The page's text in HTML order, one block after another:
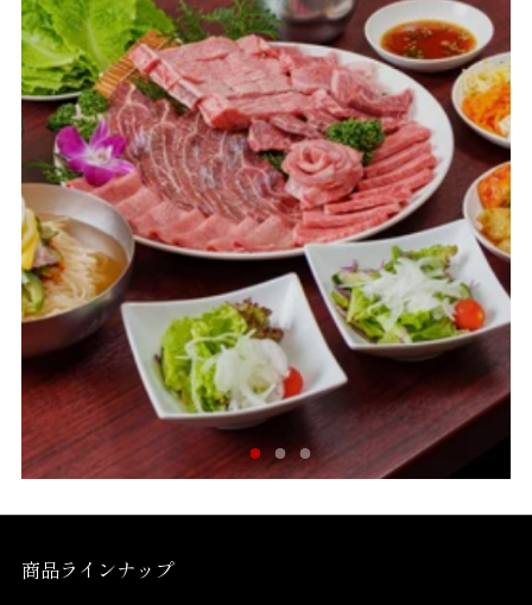
商品ラインナップ